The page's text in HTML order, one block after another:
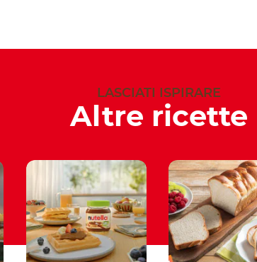
LASCIATI ISPIRARE
Altre ricette